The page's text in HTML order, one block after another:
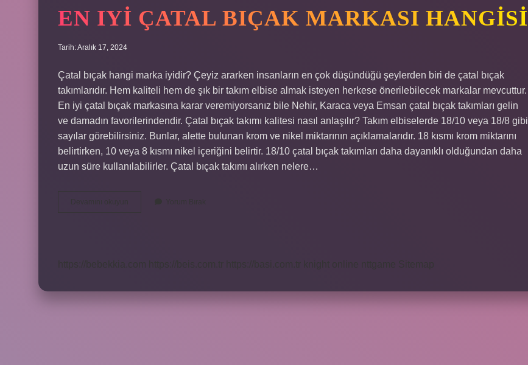
EN IYI ÇATAL BIÇAK MARKASI HANGISI
Tarih: Aralık 17, 2024
Çatal bıçak hangi marka iyidir? Çeyiz ararken insanların en çok düşündüğü şeylerden biri de çatal bıçak
takımlarıdır. Hem kaliteli hem de şık bir takım elbise almak isteyen herkese önerilebilecek markalar mevcuttur.
En iyi çatal bıçak markasına karar veremiyorsanız bile Nehir, Karaca veya Emsan çatal bıçak takımları gelin
ve damadın favorilerindendir. Çatal bıçak takımı kalitesi nasıl anlaşılır? Takım elbiselerde 18/10 veya 18/8 gibi
sayılar görebilirsiniz. Bunlar, alette bulunan krom ve nikel miktarının açıklamalarıdır. 18 kısmı krom miktarını
belirtirken, 10 veya 8 kısmı nikel içeriğini belirtir. 18/10 çatal bıçak takımları daha dayanıklı olduğundan daha
uzun süre kullanılabilirler. Çatal bıçak takımı alırken nelere…